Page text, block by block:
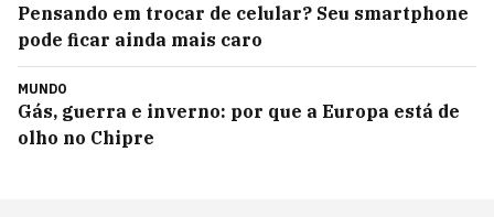
Pensando em trocar de celular? Seu smartphone
pode ficar ainda mais caro
MUNDO
Gás, guerra e inverno: por que a Europa está de
olho no Chipre